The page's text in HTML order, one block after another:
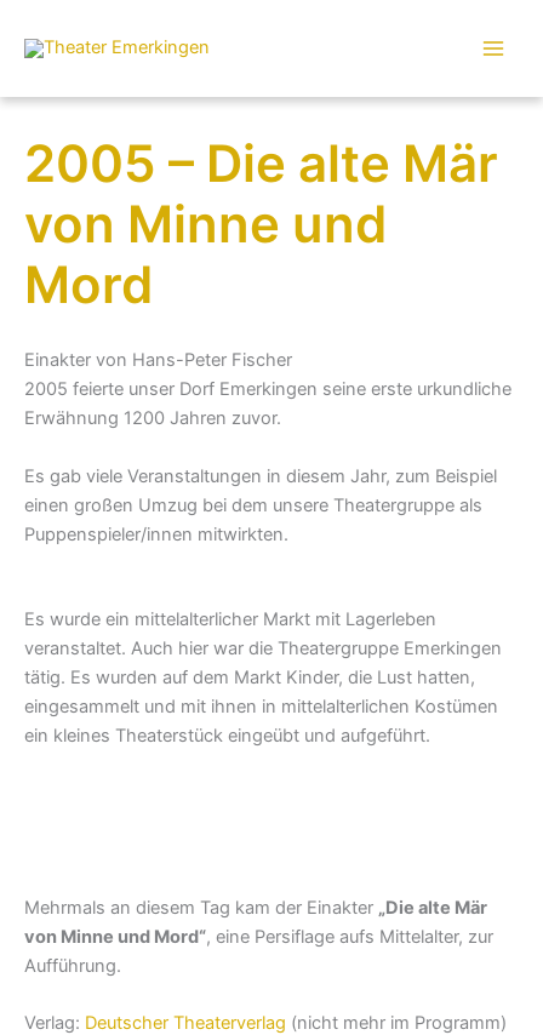
Inhalt
2005 – Die alte Mär
von Minne und
Mord
Einakter von Hans-Peter Fischer
2005 feierte unser Dorf Emerkingen seine erste urkundliche
Erwähnung 1200 Jahren zuvor.
Es gab viele Veranstaltungen in diesem Jahr, zum Beispiel
einen großen Umzug bei dem unsere Theatergruppe als
Puppenspieler/innen mitwirkten.
Es wurde ein mittelalterlicher Markt mit Lagerleben
veranstaltet. Auch hier war die Theatergruppe Emerkingen
tätig. Es wurden auf dem Markt Kinder, die Lust hatten,
eingesammelt und mit ihnen in mittelalterlichen Kostümen
ein kleines Theaterstück eingeübt und aufgeführt.
Mehrmals an diesem Tag kam der Einakter „Die alte Mär
von Minne und Mord“, eine Persiflage aufs Mittelalter, zur
Aufführung.
Verlag: Deutscher Theaterverlag (nicht mehr im Programm)